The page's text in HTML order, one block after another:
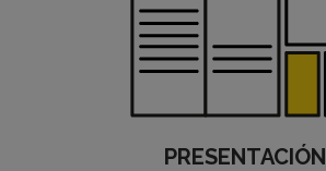
PRESENTACIÓN